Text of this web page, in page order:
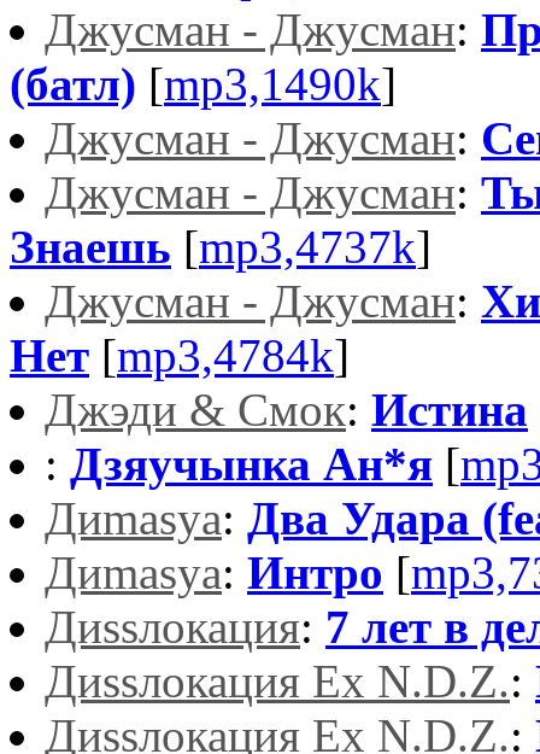
Джусман - Джусман:
(батл) [mp3,1490k]
Джусман - Джусман:
Джусман - Джусман:
Знаешь [mp3,4737k]
Джусман - Джусман:
Нет [mp3,4784k]
Джэди & Смок: Истина
: Дзяучынка Ан*я [
Диmаsya: Два Удара
Диmаsya: Интро [
Диssлокация: 7 лет в
Диssлокация Ex N.D.Z.:
Диssлокация Ex N.D.Z.: